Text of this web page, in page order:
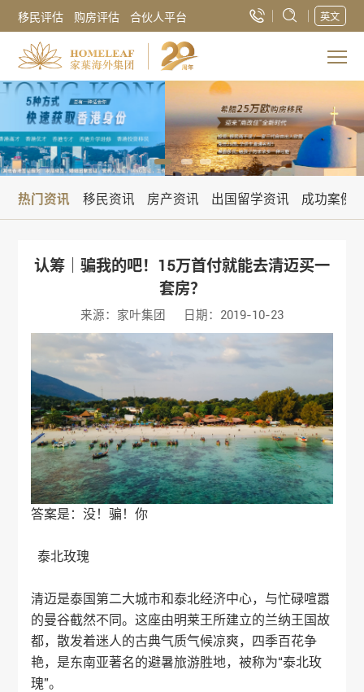
移民评估 购房评估 合伙人平台 英文
热门资讯 移民资讯 房产资讯 出国留学资讯 成功案例
认筹｜骗我的吧！15万首付就能去清迈买一
套房？
来源：家叶集团 日期：2019-10-23
答案是：没！骗！你
泰北玫瑰
清迈是泰国第二大城市和泰北经济中心，与忙碌喧嚣
的曼谷截然不同。这座由明莱王所建立的兰纳王国故
都，散发着迷人的古典气质气候凉爽，四季百花争
艳，是东南亚著名的避暑旅游胜地，被称为“泰北玫
瑰”。